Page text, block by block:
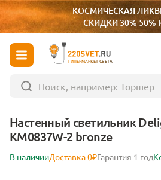
КОСМИЧЕСКАЯ
СКИДКИ 30% 50%
ГИПЕРМАРКЕТ СВЕТА
Настенный светильник
KM0837W-2 bronze
В наличииДоставка 0₽Гарантия 1 год